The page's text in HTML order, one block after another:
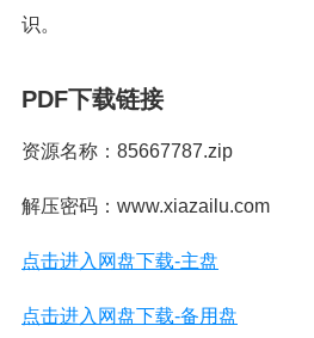
识。
PDF下载链接
资源名称：85667787.zip
解压密码：www.xiazailu.com
点击进入网盘下载-主盘
点击进入网盘下载-备用盘